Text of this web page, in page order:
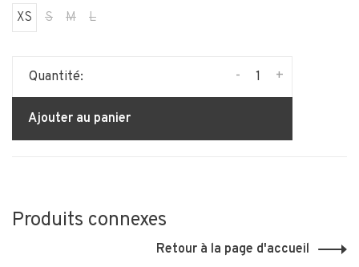
XS S M L
Quantité: +
-
Ajouter au panier
Produits connexes
Retour à la page d'accueil